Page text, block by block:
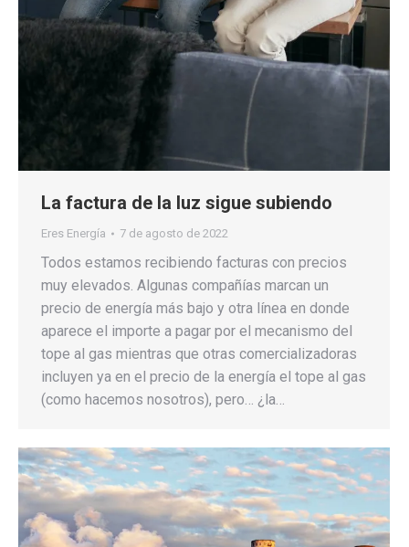
La factura de la luz sigue subiendo
Eres Energía 7 de agosto de 2022
Todos estamos recibiendo facturas con precios
muy elevados. Algunas compañías marcan un
precio de energía más bajo y otra línea en donde
aparece el importe a pagar por el mecanismo del
tope al gas mientras que otras comercializadoras
incluyen ya en el precio de la energía el tope al gas
(como hacemos nosotros), pero… ¿la…